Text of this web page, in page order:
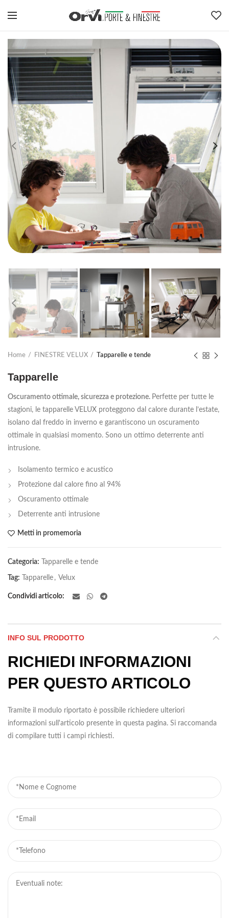
Home FINESTRE VELUX Tapparelle e tende
Tapparelle
Oscuramento ottimale, sicurezza e protezione. Perfette per tutte le
stagioni, le tapparelle VELUX proteggono dal calore durante l’estate,
isolano dal freddo in inverno e garantiscono un oscuramento
ottimale in qualsiasi momento. Sono un ottimo deterrente anti
intrusione.
Isolamento termico e acustico
Protezione dal calore fino al 94%
Oscuramento ottimale
Deterrente anti intrusione
Metti in promemoria
Categoria: Tapparelle e tende
Tag: Tapparelle , Velux
Condividi articolo
INFO SUL PRODOTTO
RICHIEDI INFORMAZIONI
PER QUESTO ARTICOLO
Tramite il modulo riportato è possibile richiedere ulteriori
informazioni sull'articolo presente in questa pagina. Si raccomanda
di compilare tutti i campi richiesti.